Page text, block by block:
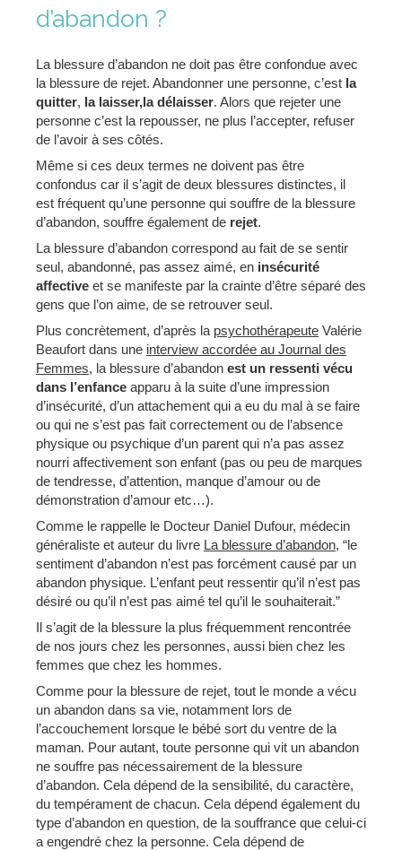
d’abandon ?
La blessure d’abandon ne doit pas être confondue avec
la blessure de rejet. Abandonner une personne, c’est la
quitter, la laisser,la délaisser. Alors que rejeter une
personne c’est la repousser, ne plus l’accepter, refuser
de l’avoir à ses côtés.
Même si ces deux termes ne doivent pas être
confondus car il s’agit de deux blessures distinctes, il
est fréquent qu’une personne qui souffre de la blessure
d’abandon, souffre également de rejet.
La blessure d’abandon correspond au fait de se sentir
seul, abandonné, pas assez aimé, en insécurité
affective et se manifeste par la crainte d’être séparé des
gens que l’on aime, de se retrouver seul.
Plus concrètement, d’après la psychothérapeute Valérie
Beaufort dans une interview accordée au Journal des
Femmes, la blessure d’abandon est un ressenti vécu
dans l’enfance apparu à la suite d’une impression
d’insécurité, d’un attachement qui a eu du mal à se faire
ou qui ne s’est pas fait correctement ou de l’absence
physique ou psychique d’un parent qui n’a pas assez
nourri affectivement son enfant (pas ou peu de marques
de tendresse, d’attention, manque d’amour ou de
démonstration d’amour etc…).
Comme le rappelle le Docteur Daniel Dufour, médecin
généraliste et auteur du livre La blessure d’abandon, “le
sentiment d’abandon n’est pas forcément causé par un
abandon physique. L’enfant peut ressentir qu’il n’est pas
désiré ou qu’il n’est pas aimé tel qu’il le souhaiterait.”
Il s’agit de la blessure la plus fréquemment rencontrée
de nos jours chez les personnes, aussi bien chez les
femmes que chez les hommes.
Comme pour la blessure de rejet, tout le monde a vécu
un abandon dans sa vie, notamment lors de
l’accouchement lorsque le bébé sort du ventre de la
maman. Pour autant, toute personne qui vit un abandon
ne souffre pas nécessairement de la blessure
d’abandon. Cela dépend de la sensibilité, du caractère,
du tempérament de chacun. Cela dépend également du
type d’abandon en question, de la souffrance que celui-ci
a engendré chez la personne. Cela dépend de